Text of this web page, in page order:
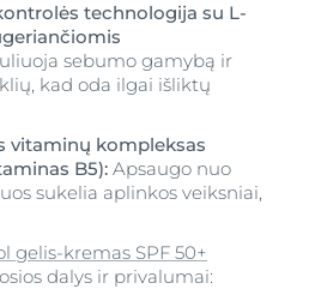
technologija su L-
sebumo gamybą ir
kad oda ilgai išliktų
vitaminų kompleksas
B5): Apsaugo nuo
sukelia aplinkos veiksniai,
gelis-kremas SPF 50+
dalys ir privalumai: